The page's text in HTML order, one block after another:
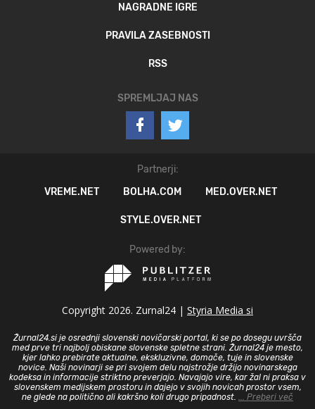
NAGRADNE IGRE
PRAVILA ZASEBNOSTI
RSS
SPREMLJAJ NAS
Partnerji:
VREME.NET
BOLHA.COM MED.OVER.NET
STYLE.OVER.NET
Powered by:
Copyright 2026. Zurnal24 | Styria Media si
Žurnal24.si je osrednji slovenski novičarski portal, ki se po dosegu uvršča
med prve tri najbolj obiskane slovenske spletne strani. Žurnal24 je mesto,
kjer lahko prebirate aktualne, ekskluzivne, domače, tuje in slovenske
novice. Naši novinarji se pri svojem delu najstrožje držijo novinarskega
kodeksa in informacije striktno preverjajo. Navajajo vire, kar žal ni praksa v
slovenskem medijskem prostoru in dajejo v svojih novicah prostor vsem,
ne glede na politično ali kakršno koli drugo pripadnost. ... Preberi več